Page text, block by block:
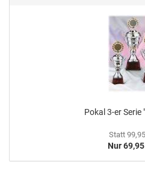
Pokal 3-er Serie
Statt
Nur 69,95